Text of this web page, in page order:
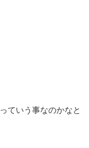
っていう事なのかなと